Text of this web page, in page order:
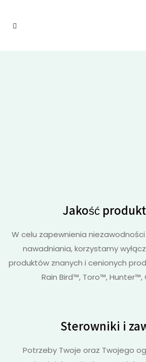
Jakość
W celu zapewnienia
nawadniania, korzystamy
produktów znanych i cenionych
Rain Bird™, Toro™,
Sterowniki i
Potrzeby Twoje oraz Twojego